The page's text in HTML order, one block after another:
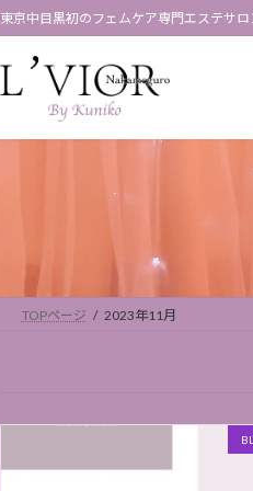
東京中目黒初のフェムケア専門エステサ
TOPページ 2023年11月